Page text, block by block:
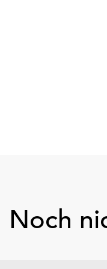
Noch